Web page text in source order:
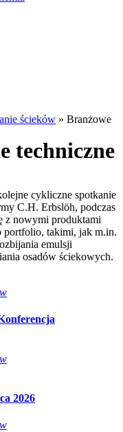
ścieków » Branżowe
techniczne
cykliczne spotkanie
C.H. Erbslöh, podczas
z nowymi produktami
portfolio, takimi, jak m.in.
emulsji
osadów ściekowych.
2026